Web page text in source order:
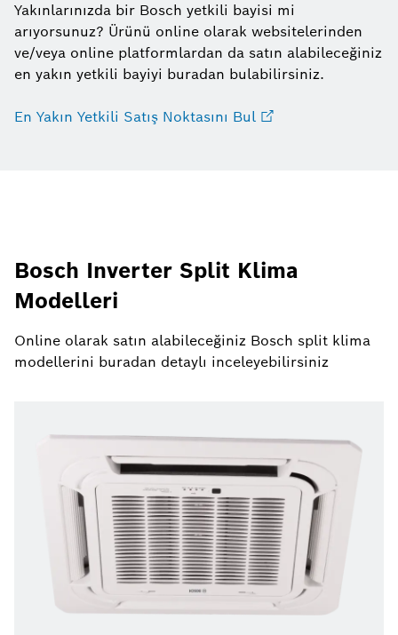
Yakınlarınızda bir Bosch yetkili bayisi mi
arıyorsunuz? Ürünü online olarak websitelerinden
ve/veya online platformlardan da satın alabileceğiniz
en yakın yetkili bayiyi buradan bulabilirsiniz.
En Yakın Yetkili Satış Noktasını Bul
Bosch Inverter Split Klima
Modelleri
Online olarak satın alabileceğiniz Bosch split klima
modellerini buradan detaylı inceleyebilirsiniz